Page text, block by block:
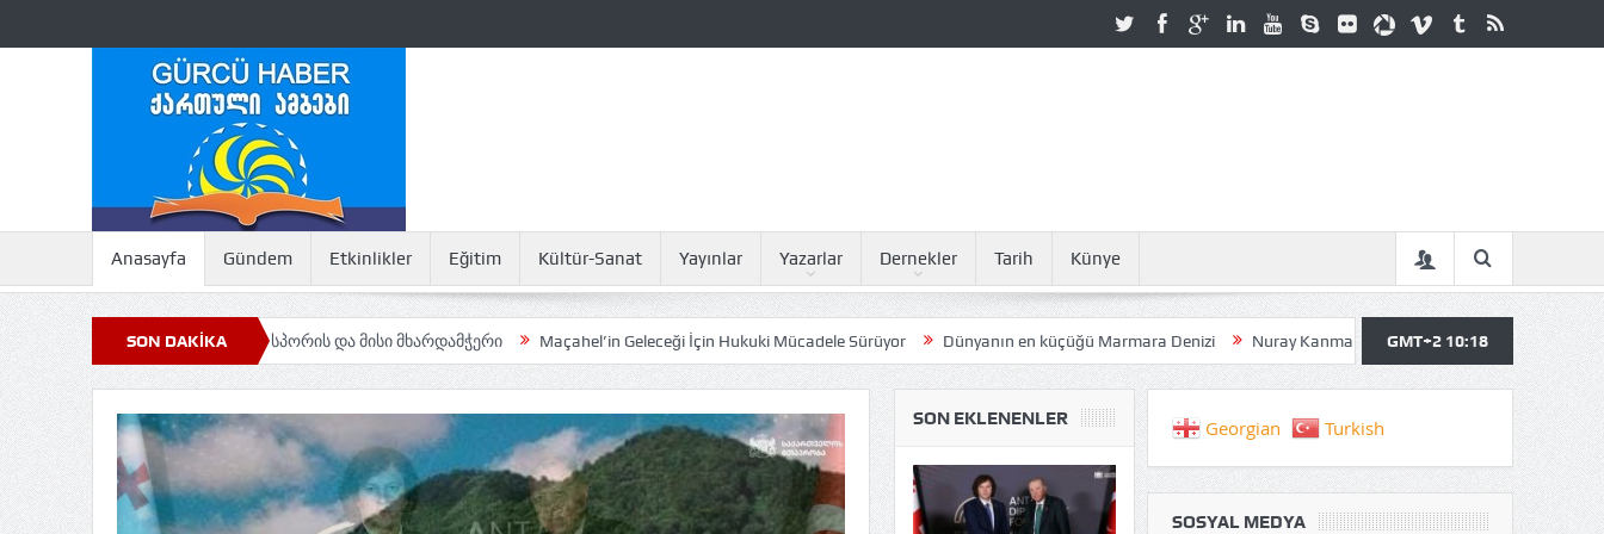
Anasayfa Gündem Etkinlikler Eğitim Kültür-Sanat Yayınlar Yazarlar Dernekler Tarih Künye
SON DAKİKA
აფხაზური დიასპორის და მისი მხარდამჭერი Maçahel’in Geleceği İçin Hukuki Mücadele Sürüyor Dünyanın en küçüğü Marmara Denizi Nuray Kanmazer: İNSANI ATAKTA TUTAN ŞEY SAHİP
GMT+2 10:18
SON EKLENENLER Georgian Turkish
SOSYAL MEDYA